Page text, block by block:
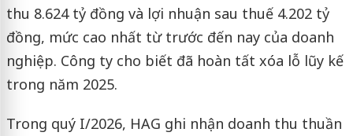
thu 8.624 tỷ đồng và lợi nhuận sau thuế 4.202 tỷ
đồng, mức cao nhất từ trước đến nay của doanh
nghiệp. Công ty cho biết đã hoàn tất xóa lỗ lũy kế
trong năm 2025.
Trong quý I/2026, HAG ghi nhận doanh thu thuần